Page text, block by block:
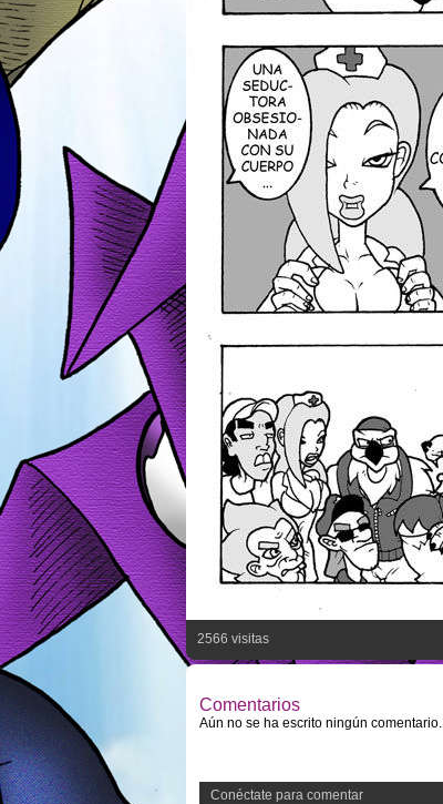
2566 visitas
Comentarios
Aún no se ha escrito ningún comentario.
Conéctate para comentar